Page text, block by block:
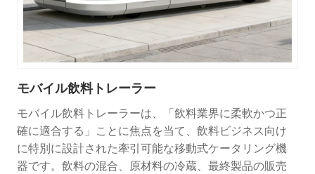
モバイル飲料トレーラー
モバイル飲料トレーラーは、「飲料業界に柔軟かつ正
確に適合する」ことに焦点を当て、飲料ビジネス向け
に特別に設計された牽引可能な移動式ケータリング機
器です。飲料の混合、原材料の冷蔵、最終製品の販売